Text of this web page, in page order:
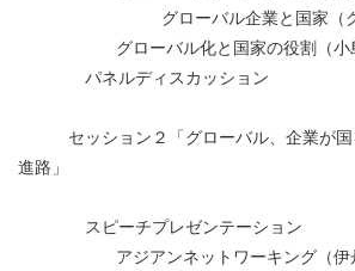
グローバル企業と国家（グラ
グローバル化と国家の役割（小
パネルディスカッション
セッション２「グローバル、企業が国
進路」
スピーチプレゼンテーション
アジアンネットワーキング（伊